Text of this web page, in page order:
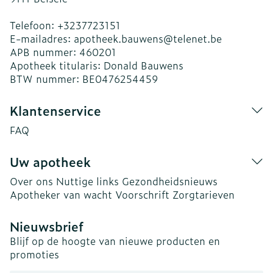
Telefoon: +3237723151
E-mailadres: apotheek.bauwens@telenet.be
APB nummer: 460201
Apotheek titularis: Donald Bauwens
BTW nummer: BE0476254459
Klantenservice
FAQ
Uw apotheek
Over ons Nuttige links Gezondheidsnieuws
Apotheker van wacht Voorschrift Zorgtarieven
Nieuwsbrief
Blijf op de hoogte van nieuwe producten en
promoties